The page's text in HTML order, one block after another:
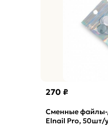
270 ₽
Сменные файлы-
Elnail Pro, 50шт/